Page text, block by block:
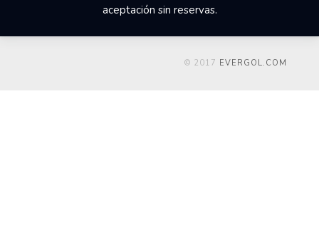
aceptación sin reservas.
© 2017 EVERGOL.COM